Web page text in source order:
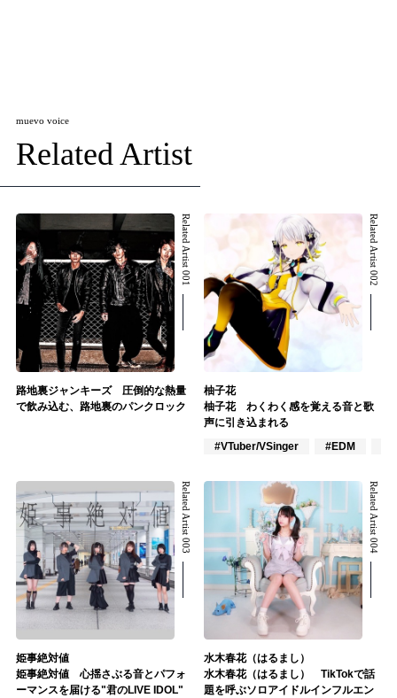
muevo voice
Related Artist
Related Artist 001
路地裏ジャンキーズ 圧倒的な熱量
で飲み込む、路地裏のパンクロック
Related Artist 002
柚子花
柚子花 わくわく感を覚える音と歌
声に引き込まれる
#VTuber/VSinger
#EDM
Related Artist 003
姫事絶対値
姫事絶対値 心揺さぶる音とパフォ
ーマンスを届ける"君のLIVE IDOL"
Related Artist 004
水木春花（はるまし）
水木春花（はるまし） TikTokで話
題を呼ぶソロアイドルインフルエン